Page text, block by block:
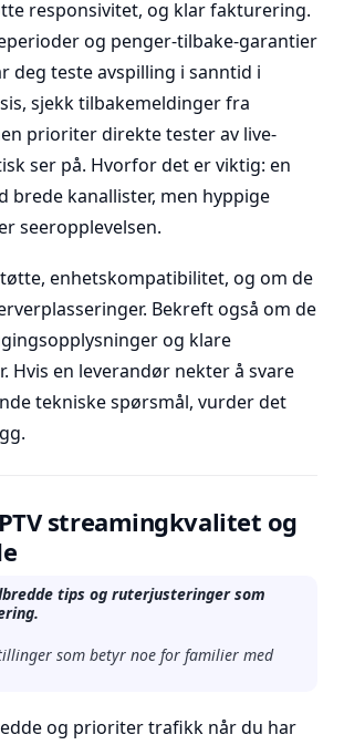
responsivitet, og klar fakturering.
og penger-tilbake-garantier
deg teste avspilling i sanntid i
sjekk tilbakemeldinger fra
prioriter direkte tester av live-
ser på. Hvorfor det er viktig: en
brede kanallister, men hyppige
seeropplevelsen.
enhetskompatibilitet, og om de
Bekreft også om de
og klare
Hvis en leverandør nekter å svare
tekniske spørsmål, vurder det
streamingkvalitet og
tips og ruterjusteringer som
som betyr noe for familier med
og prioriter trafikk når du har